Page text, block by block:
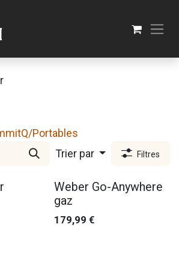
Q/Portables
Trier par
Filtres
Weber Go-Anywhere
gaz
179,99 €